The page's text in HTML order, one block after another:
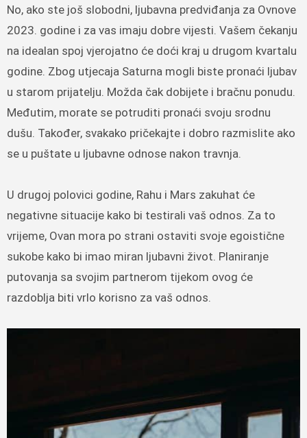
No, ako ste još slobodni, ljubavna predviđanja za Ovnove
2023. godine i za vas imaju dobre vijesti. Vašem čekanju
na idealan spoj vjerojatno će doći kraj u drugom kvartalu
godine. Zbog utjecaja Saturna mogli biste pronaći ljubav
u starom prijatelju. Možda čak dobijete i bračnu ponudu.
Međutim, morate se potruditi pronaći svoju srodnu
dušu. Također, svakako pričekajte i dobro razmislite ako
se u puštate u ljubavne odnose nakon travnja.
U drugoj polovici godine, Rahu i Mars zakuhat će
negativne situacije kako bi testirali vaš odnos. Za to
vrijeme, Ovan mora po strani ostaviti svoje egoistične
sukobe kako bi imao miran ljubavni život. Planiranje
putovanja sa svojim partnerom tijekom ovog će
razdoblja biti vrlo korisno za vaš odnos.